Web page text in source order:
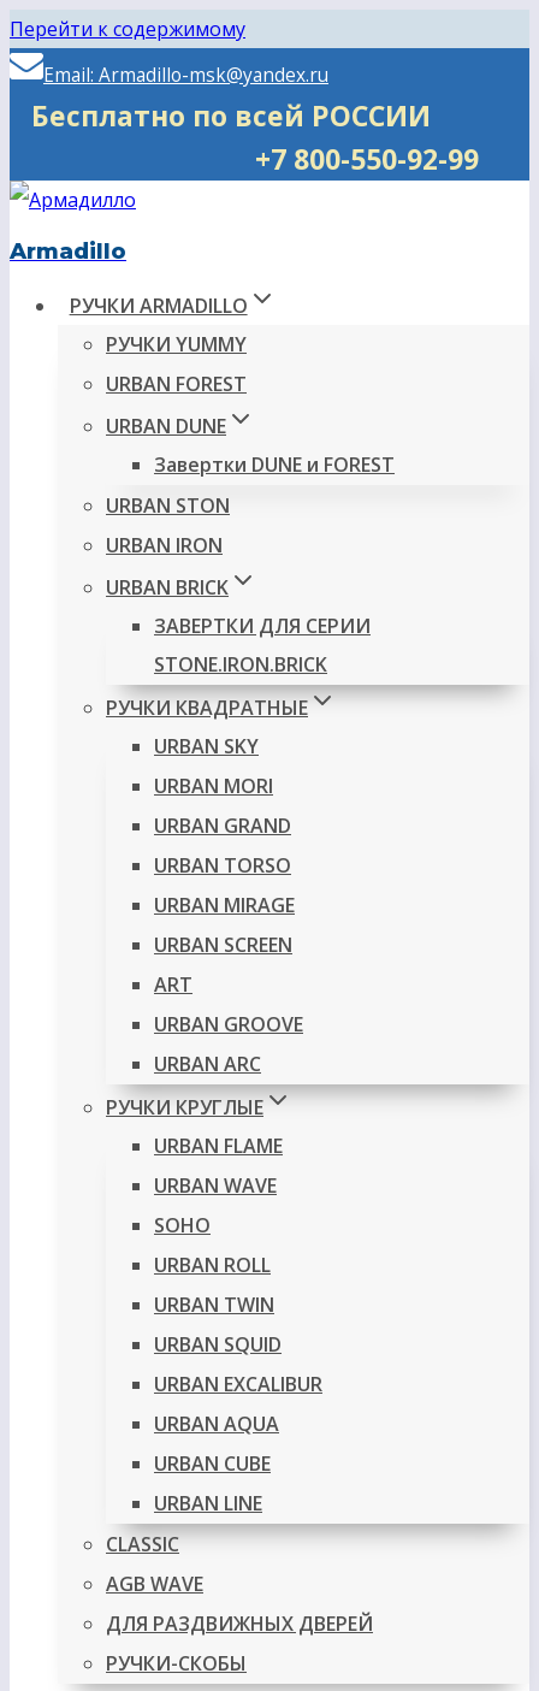
Перейти к содержимому
Email: Armadillo-msk@yandex.ru
Бесплатно по всей РОССИИ
+7 800-550-92-99
Armadillo
РУЧКИ ARMADILLO
РУЧКИ YUMMY
URBAN FOREST
URBAN DUNE
Завертки DUNE и FOREST
URBAN STON
URBAN IRON
URBAN BRICK
ЗАВЕРТКИ ДЛЯ СЕРИИ
STONE.IRON.BRICK
РУЧКИ КВАДРАТНЫЕ
URBAN SKY
URBAN MORI
URBAN GRAND
URBAN TORSO
URBAN MIRAGE
URBAN SCREEN
ART
URBAN GROOVE
URBAN ARC
РУЧКИ КРУГЛЫЕ
URBAN FLAME
URBAN WAVE
SOHO
URBAN ROLL
URBAN TWIN
URBAN SQUID
URBAN EXCALIBUR
URBAN AQUA
URBAN CUBE
URBAN LINE
CLASSIC
AGB WAVE
ДЛЯ РАЗДВИЖНЫХ ДВЕРЕЙ
РУЧКИ-СКОБЫ